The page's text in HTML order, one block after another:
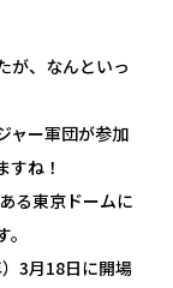
が、なんといっ
ャー軍団が参加
すね！
る東京ドームに
）3月18日に開場